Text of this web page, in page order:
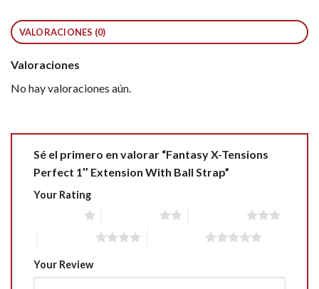
VALORACIONES (0)
Valoraciones
No hay valoraciones aún.
Sé el primero en valorar “Fantasy X-Tensions
Perfect 1″ Extension With Ball Strap”
Your Rating
Your Review